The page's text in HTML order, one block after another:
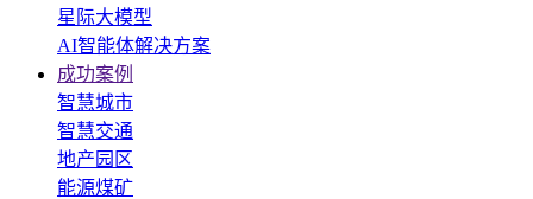
星际大模型
AI智能体解决方案
成功案例
智慧城市
智慧交通
地产园区
能源煤矿